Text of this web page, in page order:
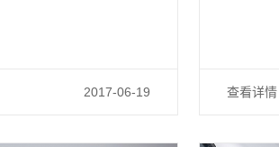
2017-06-19 查看详情